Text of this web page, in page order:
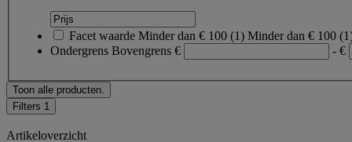
Facet waarde Minder dan € 100 (1) Minder dan € 100
Ondergrens Bovengrens € - €
Toon alle producten.
Filters 1
Artikeloverzicht